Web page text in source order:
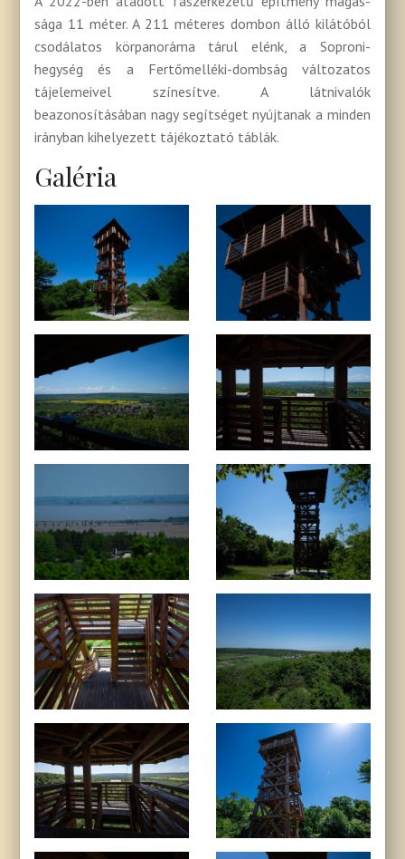
sága 11 méter. A 211 méteres dombon álló kilátó­ból
csodálatos körpanoráma tárul elénk, a Soproni-
hegység és a Fertőmelléki-­dombság változatos
tájelemeivel színesítve. A látnivalók
beazonosításában nagy segítséget nyújtanak a minden
irányban kihelyezett tájékoztató táblák.
Galéria